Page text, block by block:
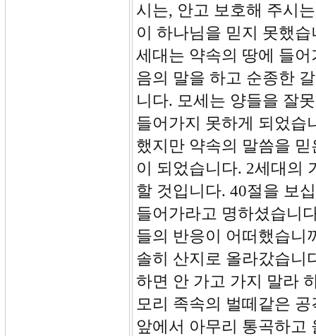
시는, 안고 보호해 주시
이 하나님을 믿지 못했
세대는 약속의 땅에 들
음의 말을 하고 순종한
니다. 모세는 양들을 잘
들어가지 못하게 되었습
했지만 약속의 말씀을
이 되었습니다. 2세대의
할 것입니다. 40절을 보
들어가라고 명하셨습니
들의 반응이 어떠했습니
솔히 산지로 올라갔습니
하면 안 가고 가지 말라
모리 족속의 벌떼같은
앞에서 아무리 통곡하고